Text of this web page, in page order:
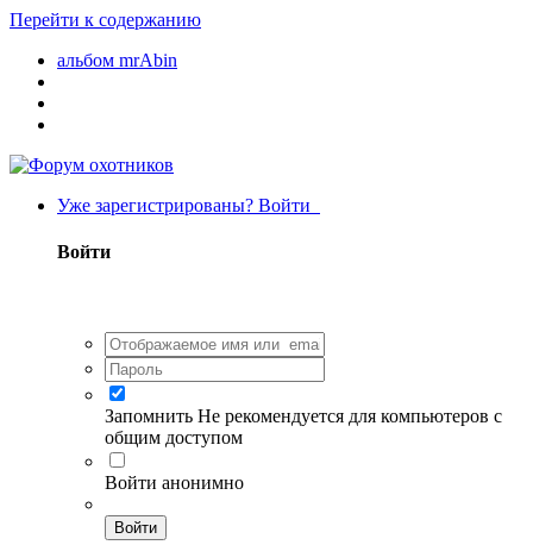
Перейти к содержанию
альбом mrAbin
Уже зарегистрированы? Войти
Войти
Запомнить Не рекомендуется для компьютеров с
общим доступом
Войти анонимно
Войти